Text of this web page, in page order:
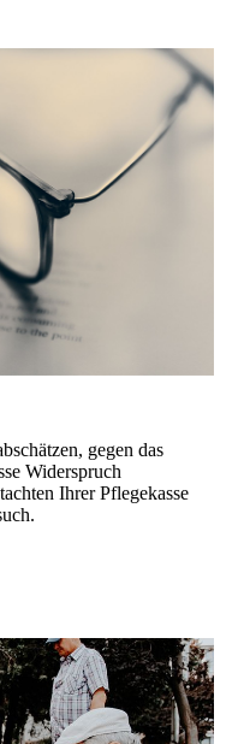
gegen das
Wider­spruch
Ihrer Pflege­kasse